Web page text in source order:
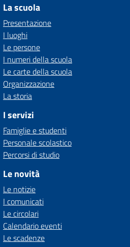
La scuola
Presentazione
I luoghi
Le persone
I numeri della scuola
Le carte della scuola
Organizzazione
La storia
I servizi
Famiglie e studenti
Personale scolastico
Percorsi di studio
Le novità
Le notizie
I comunicati
Le circolari
Calendario eventi
Le scadenze